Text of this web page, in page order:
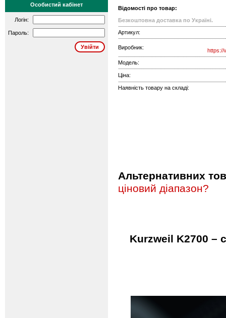
Особистий кабінет
Логін:
Пароль:
Відомості про товар:
Безкоштовна доставка по Україні.
Артикул:
Виробник:
https://
Модель:
Ціна:
Наявність товару на складі:
Альтернативних
ціновий діапазон?
Kurzweil K2700 –